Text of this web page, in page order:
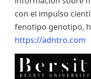
con el impulso
fenotipo genotipo,
https://adntro.com